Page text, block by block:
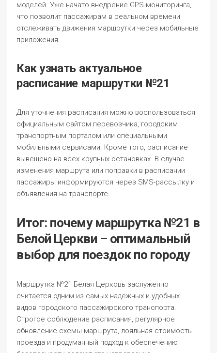
моделей. Уже начато внедрение GPS-мониторинга,
что позволит пассажирам в реальном времени
отслеживать движения маршрутки через мобильные
приложения.
Как узнать актуальное
расписание маршрутки №21
Для уточнения расписания можно воспользоваться
официальным сайтом перевозчика, городским
транспортным порталом или специальными
мобильными сервисами. Кроме того, расписание
вывешено на всех крупных остановках. В случае
изменения маршрута или поправки в расписании
пассажиры информируются через SMS-рассылку и
объявления на транспорте.
Итог: почему маршрутка №21 в
Белой Церкви – оптимальный
выбор для поездок по городу
Маршрутка №21 Белая Церковь заслуженно
считается одним из самых надежных и удобных
видов городского пассажирского транспорта.
Строгое соблюдение расписания, регулярное
обновление схемы маршрута, лояльная стоимость
проезда и продуманный подход к обеспечению